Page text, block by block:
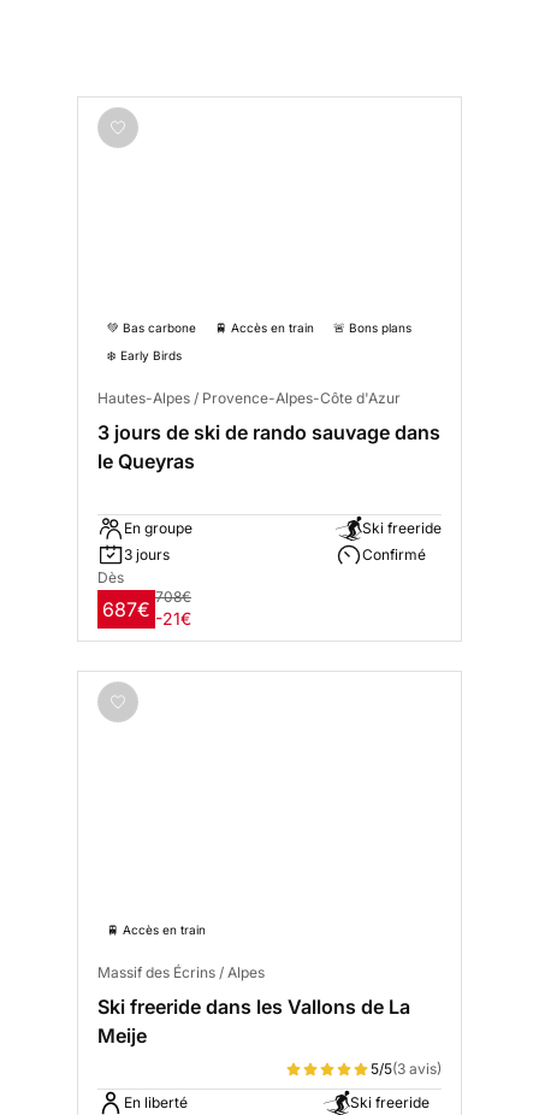
💚 Bas carbone 🚆 Accès en train
🚨 Bons plans
❄️ Early Birds
Hautes-Alpes / Provence-Alpes-Côte d'Azur
3 jours de ski de rando sauvage dans
le Queyras
En groupe
3 jours
Ski freeride
Confirmé
Dès
687€
708€
-21€
🚆 Accès en train
Massif des Écrins / Alpes
Ski freeride dans les Vallons de La
Meije
5/5(3 avis)
En liberté
Ski freeride